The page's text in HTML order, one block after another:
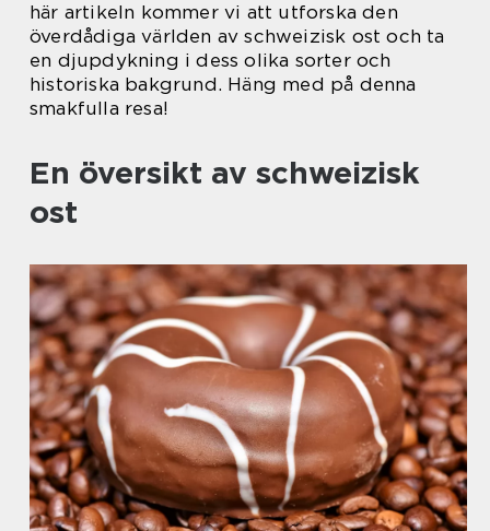
här artikeln kommer vi att utforska den
överdådiga världen av schweizisk ost och ta
en djupdykning i dess olika sorter och
historiska bakgrund. Häng med på denna
smakfulla resa!
En översikt av schweizisk
ost